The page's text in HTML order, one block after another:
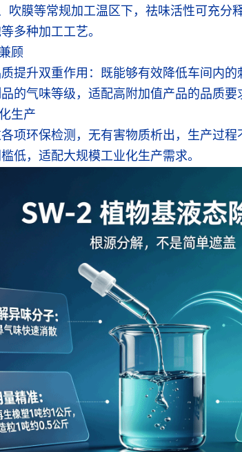
吹膜等常规加工温区下，祛味活性可充
多种加工工艺。
顾
提升双重作用：既能够有效降低车间内
的气味等级，适配高附加值产品的品质要
生产
项环保检测，无有害物质析出，生产过
低，适配大规模工业化生产需求。